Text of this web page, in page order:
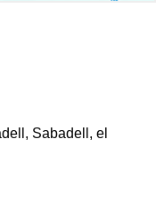
Sabadell, el